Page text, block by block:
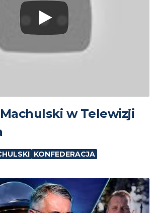
w Telewizji
KONFEDERACJA